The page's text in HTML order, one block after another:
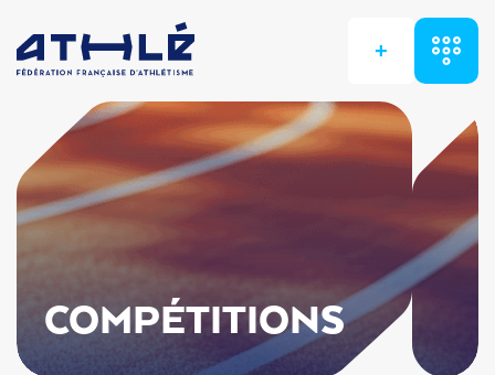
+
COMPÉTITIONS